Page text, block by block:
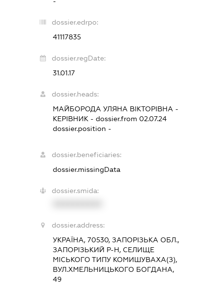
dossier.edrpo:
41117835
dossier.regDate:
31.01.17
dossier.heads:
МАЙБОРОДА УЛЯНА ВІКТОРІВНА -
КЕРІВНИК- dossier.from 02.07.24
dossier.position -
dossier.beneficiaries:
dossier.missingData
dossier.smida:
dossier.address:
УКРАЇНА, 70530, ЗАПОРІЗЬКА ОБЛ.,
ЗАПОРІЗЬКИЙ Р-Н, СЕЛИЩЕ
МІСЬКОГО ТИПУ КОМИШУВАХА(З),
ВУЛ.ХМЕЛЬНИЦЬКОГО БОГДАНА,
49